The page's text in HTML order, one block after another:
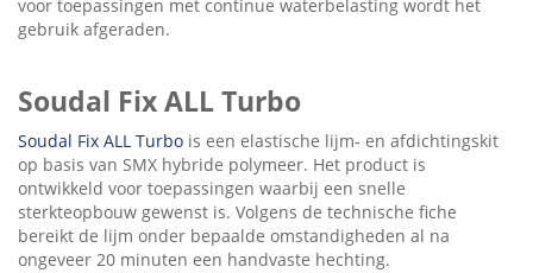
voor toepassingen met continue waterbelasting wordt het
gebruik afgeraden.
Soudal Fix ALL Turbo
Soudal Fix ALL Turbo is een elastische lijm- en afdichtingskit
op basis van SMX hybride polymeer. Het product is
ontwikkeld voor toepassingen waarbij een snelle
sterkteopbouw gewenst is. Volgens de technische fiche
bereikt de lijm onder bepaalde omstandigheden al na
ongeveer 20 minuten een handvaste hechting.